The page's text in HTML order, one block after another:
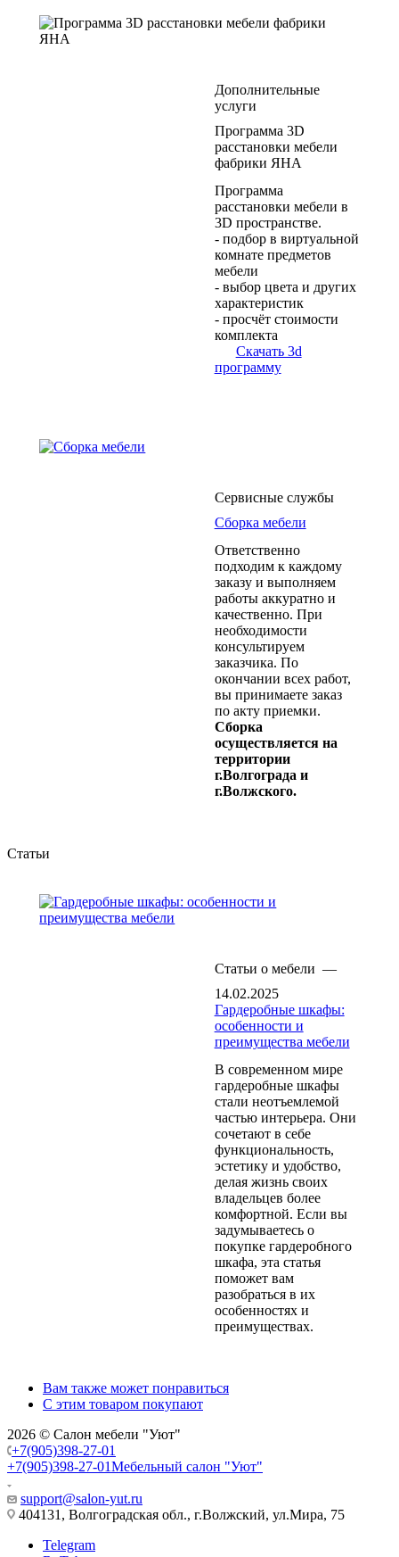
Дополнительные
услуги
Программа 3D
расстановки мебели
фабрики ЯНА
Программа
расстановки мебели в
3D пространстве.
- подбор в виртуальной
комнате предметов
мебели
- выбор цвета и других
характеристик
- просчёт стоимости
комплекта
Скачать 3d
программу
Сервисные службы
Сборка мебели
Ответственно
подходим к каждому
заказу и выполняем
работы аккуратно и
качественно. При
необходимости
консультируем
заказчика. По
окончании всех работ,
вы принимаете заказ
по акту приемки.
Сборка
осуществляется на
территории
г.Волгограда и
г.Волжского.
Статьи
Статьи о мебели —
14.02.2025
Гардеробные шкафы:
особенности и
преимущества мебели
В современном мире
гардеробные шкафы
стали неотъемлемой
частью интерьера. Они
сочетают в себе
функциональность,
эстетику и удобство,
делая жизнь своих
владельцев более
комфортной. Если вы
задумываетесь о
покупке гардеробного
шкафа, эта статья
поможет вам
разобраться в их
особенностях и
преимуществах.
Вам также может понравиться
С этим товаром покупают
2026 © Салон мебели "Уют"
+7(905)398-27-01
+7(905)398-27-01Мебельный салон "Уют"
support@salon-yut.ru
404131, Волгоградская обл., г.Волжский, ул.Мира, 75
Telegram